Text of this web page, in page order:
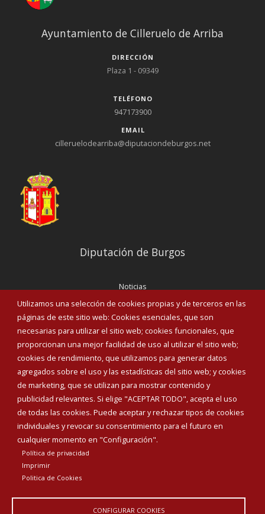
Utilizamos una selección de cookies propias y de terceros en las
páginas de este sitio web: Cookies esenciales, que son
necesarias para utilizar el sitio web; cookies funcionales, que
proporcionan una mejor facilidad de uso al utilizar el sitio web;
cookies de rendimiento, que utilizamos para generar datos
agregados sobre el uso y las estadísticas del sitio web; y cookies
de marketing, que se utilizan para mostrar contenido y
publicidad relevantes. Si elige "ACEPTAR TODO", acepta el uso
de todas las cookies. Puede aceptar y rechazar tipos de cookies
individuales y revocar su consentimiento para el futuro en
cualquier momento en "Configuración".
Política de privacidad
Imprimir
Politica de Cookies
CONFIGURAR COOKIES
Ayuntamiento de Cilleruelo de Arriba
DIRECCIÓN
Plaza 1 - 09349
TELÉFONO
947173900
EMAIL
cilleruelodearriba@diputaciondeburgos.net
Diputación de Burgos
Noticias
Eventos
Corporación Municipal
Teléfonos de interés
INICIAR SESIÓN
MAPA WEB